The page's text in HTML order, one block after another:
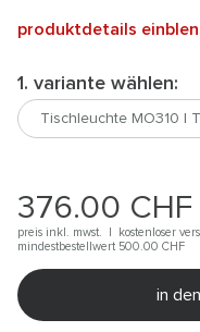
produktdetails
1. variante wählen:
376.00 CHF
preis inkl. mwst. |
kostenloser
mindestbestellwert 500.00 CHF
in